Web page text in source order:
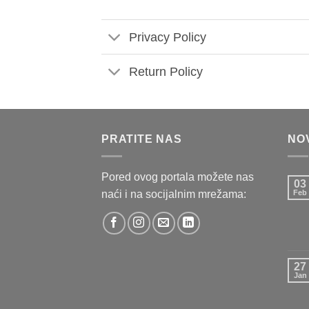
Privacy Policy
Return Policy
PRATITE NAS
Pored ovog portala možete nas
naći i na socijalnim mrežama:
03
Feb
27
Jan